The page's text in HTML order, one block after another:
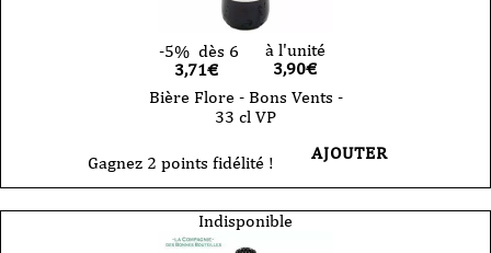
-5% dès 6
3,71€
à l'unité
3,90€
Bière Flore - Bons Vents -
33 cl VP
Gagnez 2 points fidélité ! AJOUTER
Indisponible